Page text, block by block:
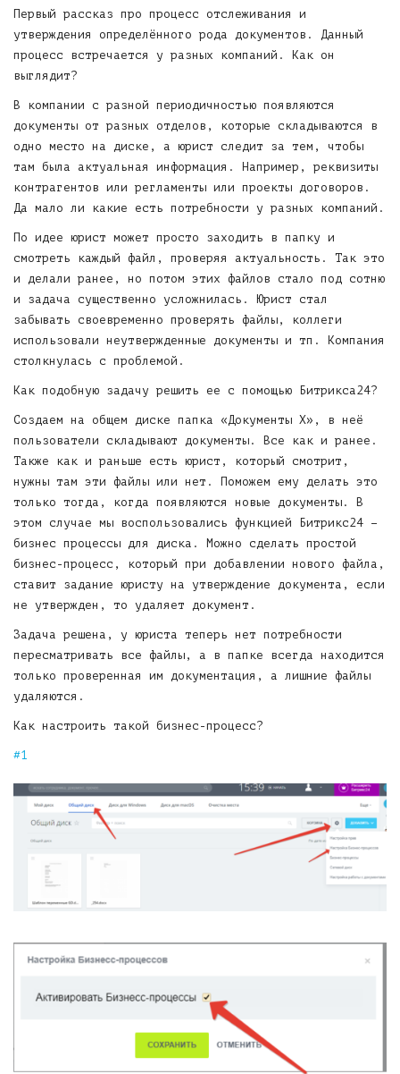
Первый рассказ про процесс отслеживания и
утверждения определённого рода документов. Данный
процесс встречается у разных компаний. Как он
выглядит?
В компании с разной периодичностью появляются
документы от разных отделов, которые складываются в
одно место на диске, а юрист следит за тем, чтобы
там была актуальная информация. Например, реквизиты
контрагентов или регламенты или проекты договоров.
Да мало ли какие есть потребности у разных компаний.
По идее юрист может просто заходить в папку и
смотреть каждый файл, проверяя актуальность. Так это
и делали ранее, но потом этих файлов стало под сотню
и задача существенно усложнилась. Юрист стал
забывать своевременно проверять файлы, коллеги
использовали неутвержденные документы и тп. Компания
столкнулась с проблемой.
Как подобную задачу решить ее с помощью Битрикса24?
Создаем на общем диске папка «Документы Х», в неё
пользователи складывают документы. Все как и ранее.
Также как и раньше есть юрист, который смотрит,
нужны там эти файлы или нет. Поможем ему делать это
только тогда, когда появляются новые документы. В
этом случае мы воспользовались функцией Битрикс24 –
бизнес процессы для диска. Можно сделать простой
бизнес-процесс, который при добавлении нового файла,
ставит задание юристу на утверждение документа, если
не утвержден, то удаляет документ.
Задача решена, у юриста теперь нет потребности
пересматривать все файлы, а в папке всегда находится
только проверенная им документация, а лишние файлы
удаляются.
Как настроить такой бизнес-процесс?